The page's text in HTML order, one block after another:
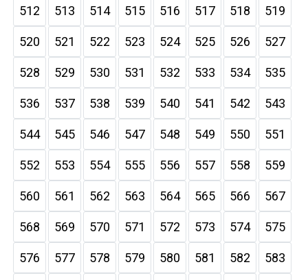
512 513 514 515 516 517 518 519
520 521 522 523 524 525 526 527
528 529 530 531 532 533 534 535
536 537 538 539 540 541 542 543
544 545 546 547 548 549 550 551
552 553 554 555 556 557 558 559
560 561 562 563 564 565 566 567
568 569 570 571 572 573 574 575
576 577 578 579 580 581 582 583